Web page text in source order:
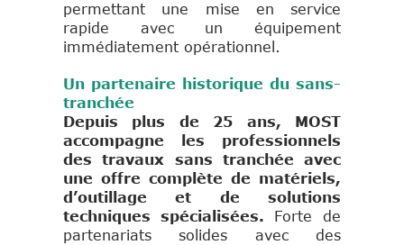
permettant une mise en service
rapide avec un équipement
immédiatement opérationnel.
Un partenaire historique du sans-
tranchée
Depuis plus de 25 ans, MOST
accompagne les professionnels
des travaux sans tranchée avec
une offre complète de matériels,
d’outillage et de solutions
techniques spécialisées. Forte de
partenariats solides avec des